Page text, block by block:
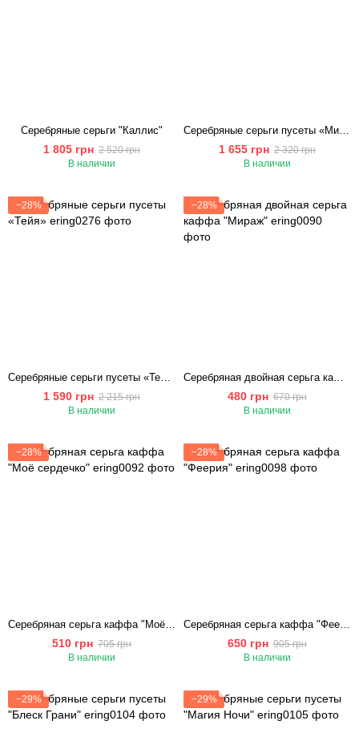
Серебряные серьги "Каллис"
1 805 грн 2 520 грн
В наличии
Серебряные серьги пусеты «Миражи серебра»
1 655 грн 2 320 грн
В наличии
−28%
Серебряные серьги пусеты «Тейя»
1 590 грн 2 215 грн
В наличии
−28%
Серебряная двойная серьга каффа "Мираж"
480 грн 670 грн
В наличии
−28%
Серебряная серьга каффа "Моё сердечко"
510 грн 705 грн
В наличии
−28%
Серебряная серьга каффа "Феерия"
650 грн 905 грн
В наличии
−29% −29%